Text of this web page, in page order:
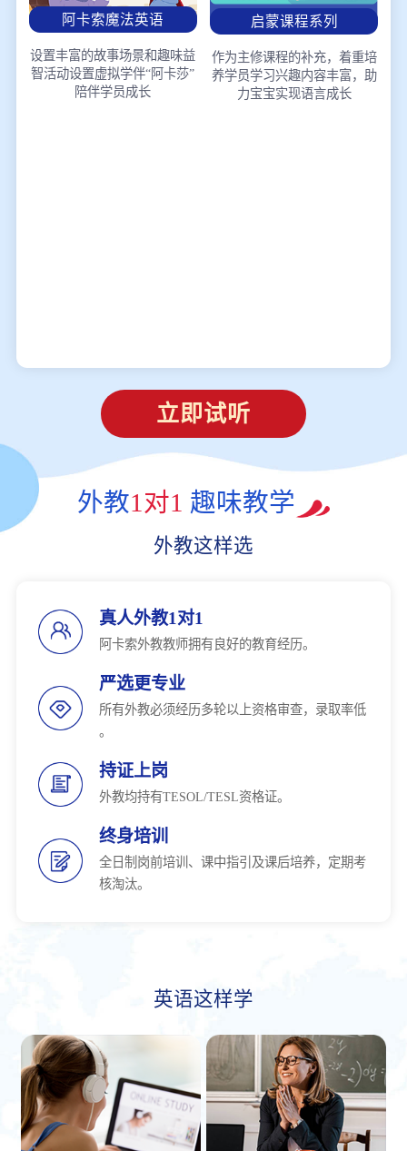
阿卡索魔法英语
设置丰富的故事场景和趣味益
智活动设置虚拟学伴“阿卡莎”
陪伴学员成长
启蒙课程系列
作为主修课程的补充，着重培
养学员学习兴趣内容丰富，助
力宝宝实现语言成长
立即试听
外教1对1 趣味教学
外教这样选
真人外教1对1
阿卡索外教教师拥有良好的教育经历。
严选更专业
所有外教必须经历多轮以上资格审查，录取率低
。
持证上岗
外教均持有TESOL/TESL资格证。
终身培训
全日制岗前培训、课中指引及课后培养，定期考
核淘汰。
英语这样学